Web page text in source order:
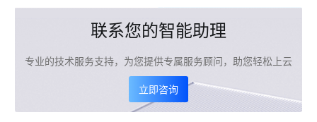
联系您的智能助理
专业的技术服务支持，为您提供专属服务顾问，助您轻松上云
立即咨询